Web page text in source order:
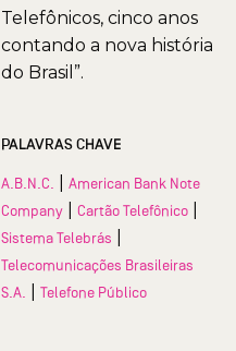
Telefônicos, cinco anos
contando a nova história
do Brasil”.
PALAVRAS CHAVE
A.B.N.C.
American Bank Note
Company
Cartão Telefônico
Sistema Telebrás
Telecomunicações Brasileiras
S.A.
Telefone Público